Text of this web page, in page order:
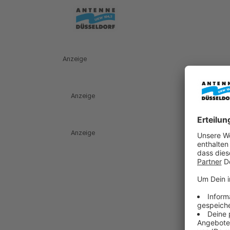
Anzeige
Anzeige
Anzeige